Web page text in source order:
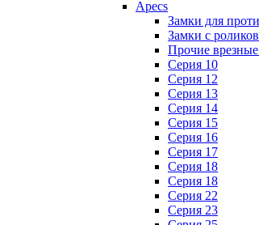
Apecs
Замки для
Замки с
Прочие
Серия 10
Серия 12
Серия 13
Серия 14
Серия 15
Серия 16
Серия 17
Серия 18
Серия 18
Серия 22
Серия 23